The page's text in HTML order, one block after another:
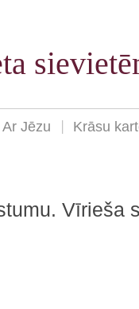
Ar Jēzu Krāsu
Vīrieša